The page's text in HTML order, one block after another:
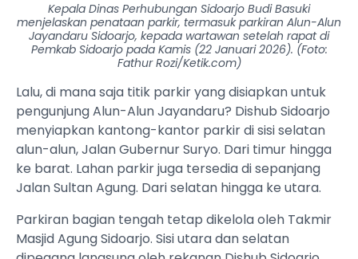
Kepala Dinas Perhubungan Sidoarjo Budi Basuki
menjelaskan penataan parkir, termasuk parkiran Alun-Alun
Jayandaru Sidoarjo, kepada wartawan setelah rapat di
Pemkab Sidoarjo pada Kamis (22 Januari 2026). (Foto:
Fathur Rozi/Ketik.com)
Lalu, di mana saja titik parkir yang disiapkan untuk
pengunjung Alun-Alun Jayandaru? Dishub Sidoarjo
menyiapkan kantong-kantor parkir di sisi selatan
alun-alun, Jalan Gubernur Suryo. Dari timur hingga
ke barat. Lahan parkir juga tersedia di sepanjang
Jalan Sultan Agung. Dari selatan hingga ke utara.
Parkiran bagian tengah tetap dikelola oleh Takmir
Masjid Agung Sidoarjo. Sisi utara dan selatan